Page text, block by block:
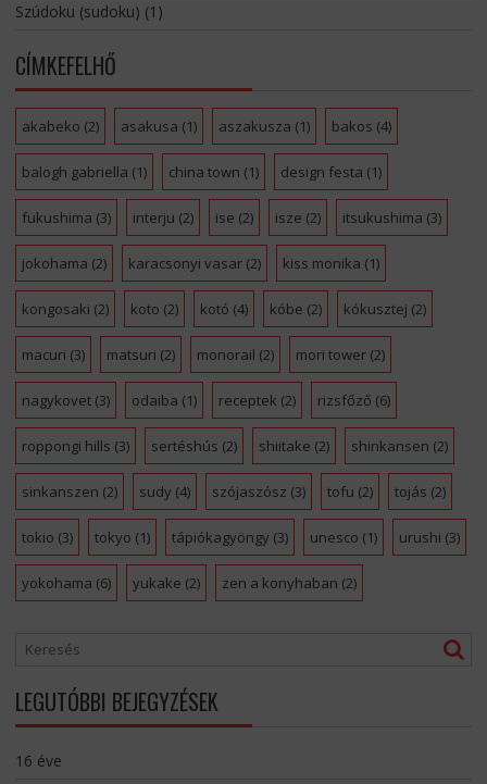
Szúdoku (sudoku) (1)
CÍMKEFELHŐ
akabeko (2) asakusa (1) aszakusza (1) bakos (4)
balogh gabriella (1) china town (1) design festa (1)
fukushima (3) interju (2) ise (2) isze (2) itsukushima (3)
jokohama (2) karacsonyi vasar(2) kiss monika (1)
kongosaki (2) koto (2) kotó (4) kóbe (2) kókusztej (2)
macuri (3) matsuri (2) monorail (2) mori tower(2)
nagykovet(3) odaiba (1) receptek (2) rizsfőző (6)
roppongi hills (3) sertéshús (2) shiitake (2) shinkansen (2)
sinkanszen (2) sudy (4) szójaszósz (3) tofu (2) tojás (2)
tokio (3) tokyo (1) tápiókagyöngy (3) unesco (1) urushi (3)
yokohama (6) yukake (2) zen a konyhaban (2)
LEGUTÓBBI BEJEGYZÉSEK
16 éve